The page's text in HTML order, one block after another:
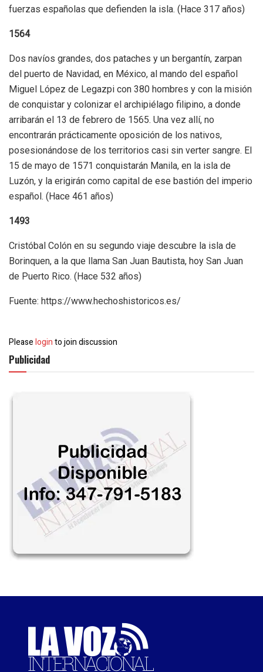
fuerzas españolas que defienden la isla. (Hace 317 años)
1564
Dos navíos grandes, dos pataches y un bergantín, zarpan
del puerto de Navidad, en México, al mando del español
Miguel López de Legazpi con 380 hombres y con la misión
de conquistar y colonizar el archipiélago filipino, a donde
arribarán el 13 de febrero de 1565. Una vez allí, no
encontrarán prácticamente oposición de los nativos,
posesionándose de los territorios casi sin verter sangre. El
15 de mayo de 1571 conquistarán Manila, en la isla de
Luzón, y la erigirán como capital de ese bastión del imperio
español. (Hace 461 años)
1493
Cristóbal Colón en su segundo viaje descubre la isla de
Borinquen, a la que llama San Juan Bautista, hoy San Juan
de Puerto Rico. (Hace 532 años)
Fuente: https://www.hechoshistoricos.es/
Pleaseloginto join discussion
Publicidad